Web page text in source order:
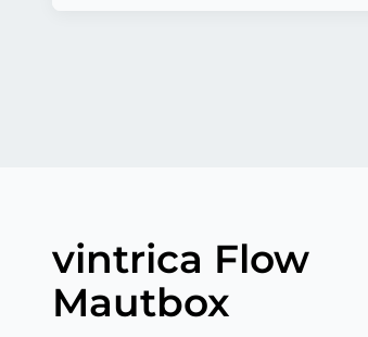
vintrica Flow
Mautbox